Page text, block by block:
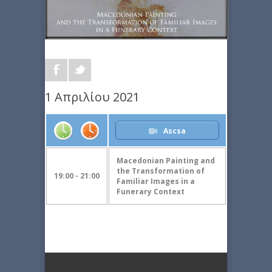
1 Απριλίου 2021
Ascsa
19:00 - 21:00
Macedonian Painting and
the Transformation of
Familiar Images in a
Funerary Context